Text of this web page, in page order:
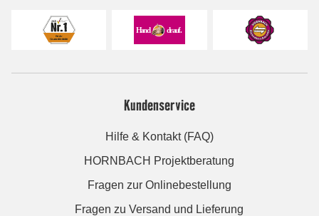
Kundenservice
Hilfe & Kontakt (FAQ)
HORNBACH Projektberatung
Fragen zur Onlinebestellung
Fragen zu Versand und Lieferung